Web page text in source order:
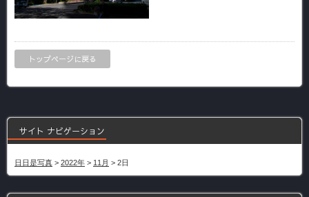
トップページに戻る
サイト ナビゲーション
日日是写真 > 2022年 > 11月 > 2日